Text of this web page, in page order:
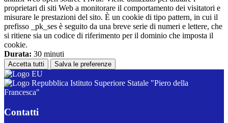
proprietari di siti Web a monitorare il comportamento dei visitatori e
misurare le prestazioni del sito. È un cookie di tipo pattern, in cui il
prefisso _pk_ses è seguito da una breve serie di numeri e lettere, che
si ritiene sia un codice di riferimento per il dominio che imposta il
cookie.
Durata: 30 minuti
Accetta tutti Salva le preferenze
Istituto Superiore Statale "Piero della
Francesca"
Contatti